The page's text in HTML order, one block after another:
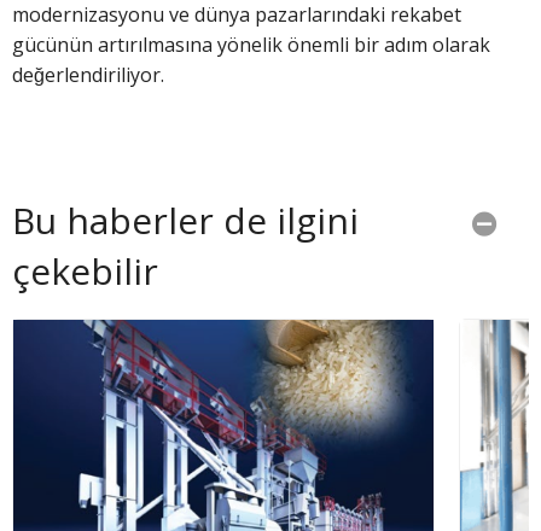
modernizasyonu ve dünya pazarlarındaki rekabet
gücünün artırılmasına yönelik önemli bir adım olarak
değerlendiriliyor.
Bu haberler de ilgini
çekebilir